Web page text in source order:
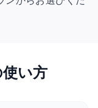
い方